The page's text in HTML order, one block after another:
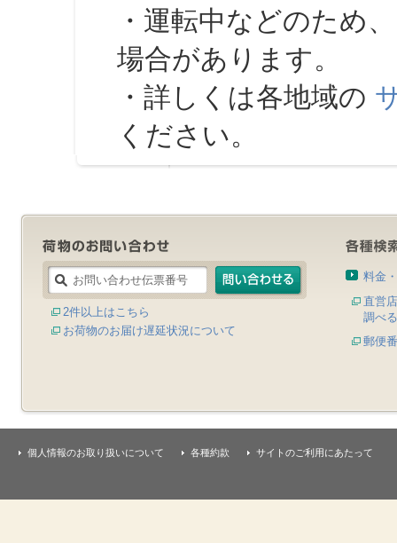
・運転中などのため
場合があります。
・詳しくは各地域の
ください。
2件以上はこちら
お荷物のお届け遅延状況について
料金
直営
調べる
郵便
個人情報のお取り扱いについて 各種約款 サイトのご利用にあたって